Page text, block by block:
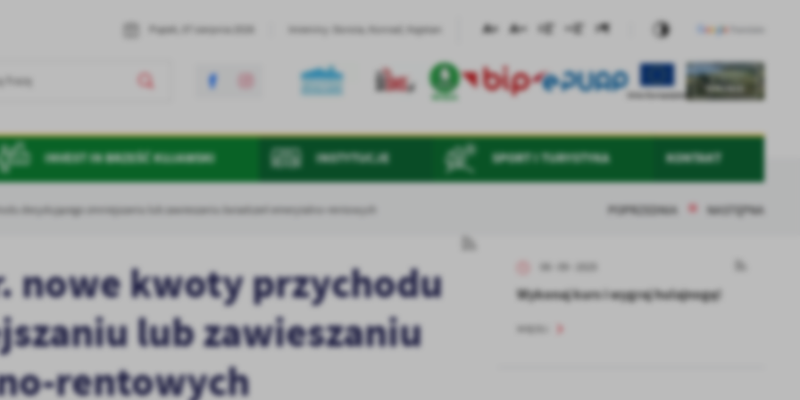
Piątek, 07 sierpnia 2026 Imieniny: Dorota, Konrad, Kajetan
INVEST IN BRZEŚĆ KUJAWSKI INSTYTUCJE SPORT I TURYSTYKA KONTAKT
decydującego zmniejszaniu lub zawieszaniu świadczeń emerytalno-rentowych POPRZEDNIA NASTĘPNA
nowe kwoty przychodu
lub zawieszaniu
rentowych
Wykonaj kurs i wygraj hulajnogę!